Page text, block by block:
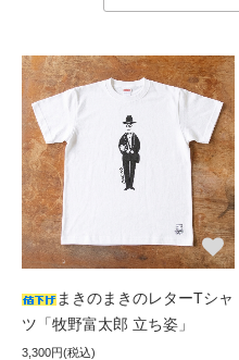
まきのまきのレターTシャ
ツ「牧野富太郎 立ち姿」
3,300円(税込)